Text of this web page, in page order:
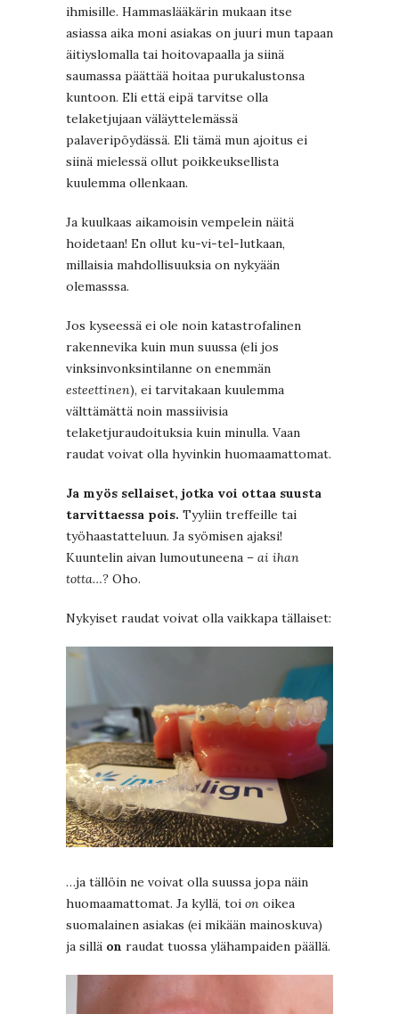
ihmisille. Hammaslääkärin mukaan itse
asiassa aika moni asiakas on juuri mun tapaan
äitiyslomalla tai hoitovapaalla ja siinä
saumassa päättää hoitaa purukalustonsa
kuntoon. Eli että eipä tarvitse olla
telaketjujaan väläyttelemässä
palaveripöydässä. Eli tämä mun ajoitus ei
siinä mielessä ollut poikkeuksellista
kuulemma ollenkaan.
Ja kuulkaas aikamoisin vempelein näitä
hoidetaan! En ollut ku-vi-tel-lutkaan,
millaisia mahdollisuuksia on nykyään
olemasssa.
Jos kyseessä ei ole noin katastrofalinen
rakennevika kuin mun suussa (eli jos
vinksinvonksintilanne on enemmän
esteettinen), ei tarvitakaan kuulemma
välttämättä noin massiivisia
telaketjuraudoituksia kuin minulla. Vaan
raudat voivat olla hyvinkin huomaamattomat.
Ja myös sellaiset, jotka voi ottaa suusta
tarvittaessa pois. Tyyliin treffeille tai
työhaastatteluun. Ja syömisen ajaksi!
Kuuntelin aivan lumoutuneena – ai ihan
totta…? Oho.
Nykyiset raudat voivat olla vaikkapa tällaiset:
…ja tällöin ne voivat olla suussa jopa näin
huomaamattomat. Ja kyllä, toi on oikea
suomalainen asiakas (ei mikään mainoskuva)
ja sillä on raudat tuossa ylähampaiden päällä.